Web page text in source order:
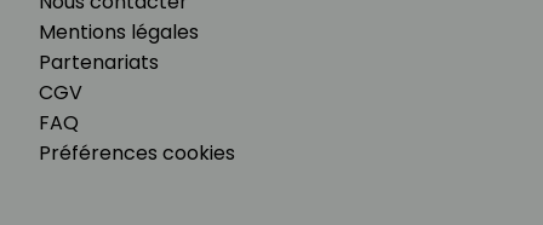
Mentions légales
Partenariats
CGV
FAQ
Préférences cookies